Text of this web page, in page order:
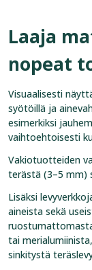
Laaja
nopeat
Visuaalisesti
syötöillä ja
esimerkiksi
vaihtoehtoisesti
Vakiotuotteiden
terästä (3–5 mm)
Lisäksi
aineista sekä
tai
sinkitystä